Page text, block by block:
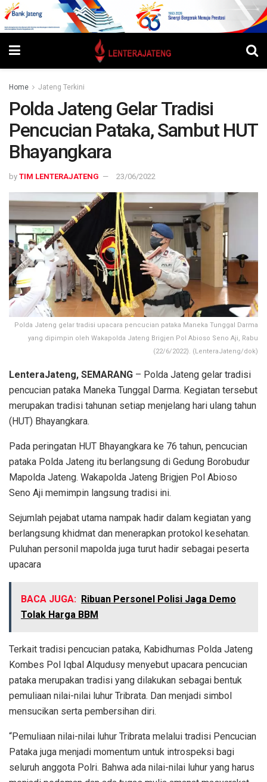
Home Jateng Terkini
Polda Jateng Gelar Tradisi
Pencucian Pataka, Sambut HUT
Bhayangkara
by TIM LENTERAJATENG 23/06/2022
Polda Jateng gelar tradisi upacara pencucian pataka Maneka Tunggal Darma
yang dipimpin oleh Wakapolda Jateng Brigjen Pol Abioso Seno Aji, Rabu
(22/6/2022). (LenteraJateng/dok)
LenteraJateng, SEMARANG – Polda Jateng gelar tradisi
pencucian pataka Maneka Tunggal Darma. Kegiatan tersebut
merupakan tradisi tahunan setiap menjelang hari ulang tahun
(HUT) Bhayangkara.
Pada peringatan HUT Bhayangkara ke 76 tahun, pencucian
pataka Polda Jateng itu berlangsung di Gedung Borobudur
Mapolda Jateng. Wakapolda Jateng Brigjen Pol Abioso
Seno Aji memimpin langsung tradisi ini.
Sejumlah pejabat utama nampak hadir dalam kegiatan yang
berlangsung khidmat dan menerapkan protokol kesehatan.
Puluhan personil mapolda juga turut hadir sebagai peserta
upacara
BACA JUGA: Ribuan Personel Polisi Jaga Demo
Tolak Harga BBM
Terkait tradisi pencucian pataka, Kabidhumas Polda Jateng
Kombes Pol Iqbal Alqudusy menyebut upacara pencucian
pataka merupakan tradisi yang dilakukan sebagai bentuk
pemuliaan nilai-nilai luhur Tribrata. Dan menjadi simbol
mensucikan serta pembersihan diri.
“Pemuliaan nilai-nilai luhur Tribrata melalui tradisi Pencucian
Pataka juga menjadi momentum untuk introspeksi bagi
seluruh anggota Polri. Bahwa ada nilai-nilai luhur yang harus